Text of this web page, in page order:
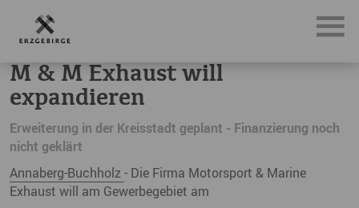
News, Neuigkeiten & Nachrichten aus dem Erzgebirge M
M & M Exhaust will
expandieren
Erweiterung in der Kreisstadt geplant - Finanzierung noch
nicht geklärt
Annaberg-Buchholz- Die Firma Motorsport & Marine
Exhaust will am Gewerbegebiet am